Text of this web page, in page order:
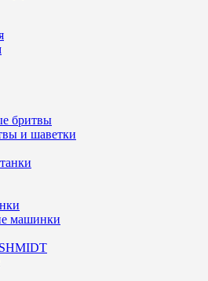
бритвы
и шаветки
машинки